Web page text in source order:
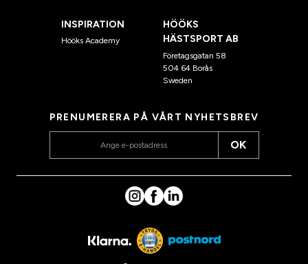
INSPIRATION
Hööks Academy
HÖÖKS
HÄSTSPORT AB
Företagsgatan 58
504 64 Borås
Sweden
PRENUMERERA PÅ VÅRT NYHETSBREV
OK